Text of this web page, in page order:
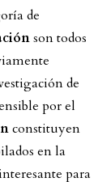
de
son todos
de
por el
constituyen
en la
para